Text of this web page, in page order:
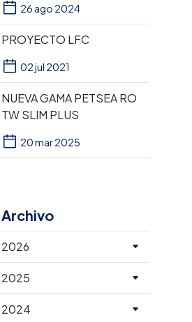
26 ago 2024
PROYECTO LFC
02 jul 2021
NUEVA GAMA PETSEA RO
TW SLIM PLUS
20 mar 2025
Archivo
2026
2025
2024